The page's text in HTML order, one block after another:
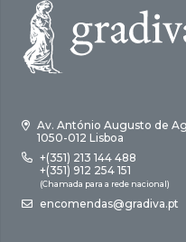
Av. António Augusto de
1050-012 Lisboa
+(351) 213 144 488
+(351) 912 254 151
(Chamada para a rede nacional)
encomendas@gradiva.pt